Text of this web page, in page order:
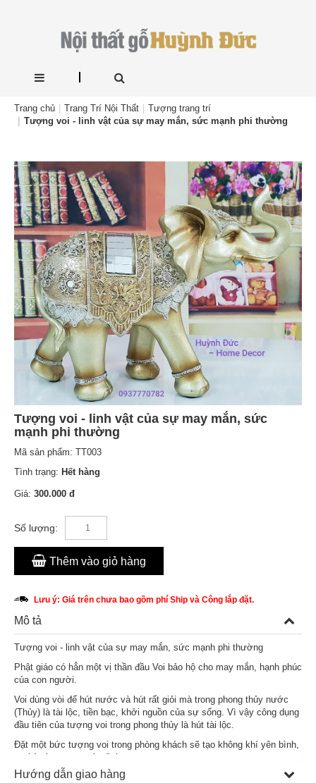
Trang chủ Trang Trí Nội Thất
Tượng trang trí
Tượng voi - linh vật của sự may mắn, sức mạnh phi thường
Tượng voi - linh vật của sự may mắn, sức
mạnh phi thường
Mã sản phẩm: TT003
Tình trạng: Hết hàng
Giá: 300.000 đ
Số lượng:
Thêm vào giỏ hàng
Lưu ý: Giá trên chưa bao gồm phí Ship và Công lắp đặt.
Mô tả
Tượng voi - linh vật của sự may mắn, sức mạnh phi thường
Phật giáo có hẳn một vị thần đầu Voi bảo hộ cho may mắn, hạnh phúc
của con người.
Voi dùng vòi để hút nước và hút rất giỏi mà trong phong thủy nước
(Thủy) là tài lộc, tiền bạc, khởi nguồn của sự sống. Vì vậy công dụng
đầu tiên của tượng voi trong phong thủy là hút tài lộc.
Đặt một bức tượng voi trong phòng khách sẽ tạo không khí yên bình,
sự hòa hợp trong gia đình.
Hướng dẫn giao hàng